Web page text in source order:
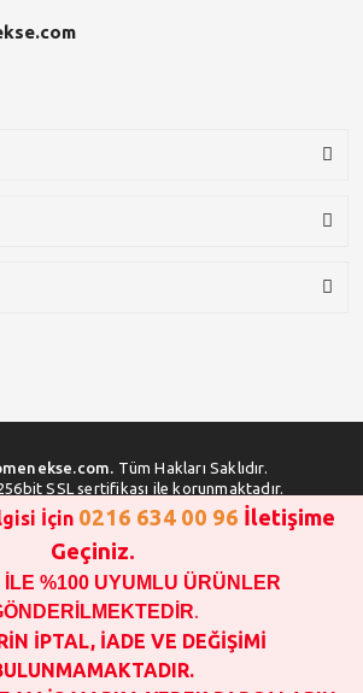
Tüm Hakları Saklıdır.
SSL sertifikası ile korunmaktadır.
İŞLEMİ YAPMADAN ÖNCE
VE FİYAT BİLGİSİ ALINIZ !!!
VE ÜSTÜ SİPARİŞ VERİLEBİLİR!!!
MAİS MARKA YEDEK PARÇALARIN
YOKTUR!!!!!!!!!!!
İçin 0216 634 00 96 İletişime
Geçiniz.
%100 UYUMLU ÜRÜNLER
.
İPTAL, İADE VE DEĞİŞİMİ